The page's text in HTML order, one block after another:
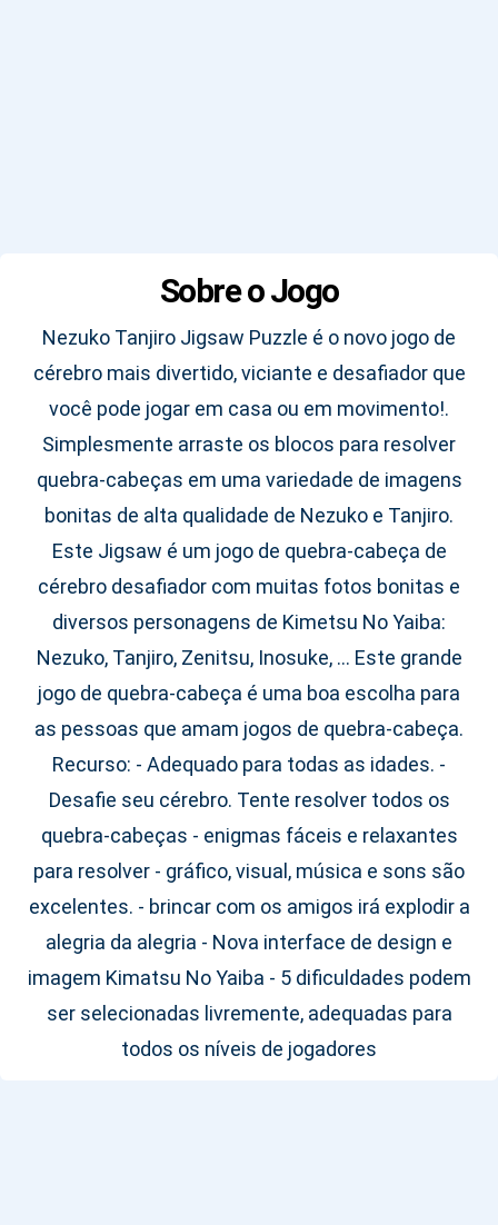
Sobre o Jogo
Nezuko Tanjiro Jigsaw Puzzle é o novo jogo de
cérebro mais divertido, viciante e desafiador que
você pode jogar em casa ou em movimento!.
Simplesmente arraste os blocos para resolver
quebra-cabeças em uma variedade de imagens
bonitas de alta qualidade de Nezuko e Tanjiro.
Este Jigsaw é um jogo de quebra-cabeça de
cérebro desafiador com muitas fotos bonitas e
diversos personagens de Kimetsu No Yaiba:
Nezuko, Tanjiro, Zenitsu, Inosuke, ... Este grande
jogo de quebra-cabeça é uma boa escolha para
as pessoas que amam jogos de quebra-cabeça.
Recurso: - Adequado para todas as idades. -
Desafie seu cérebro. Tente resolver todos os
quebra-cabeças - enigmas fáceis e relaxantes
para resolver - gráfico, visual, música e sons são
excelentes. - brincar com os amigos irá explodir a
alegria da alegria - Nova interface de design e
imagem Kimatsu No Yaiba - 5 dificuldades podem
ser selecionadas livremente, adequadas para
todos os níveis de jogadores